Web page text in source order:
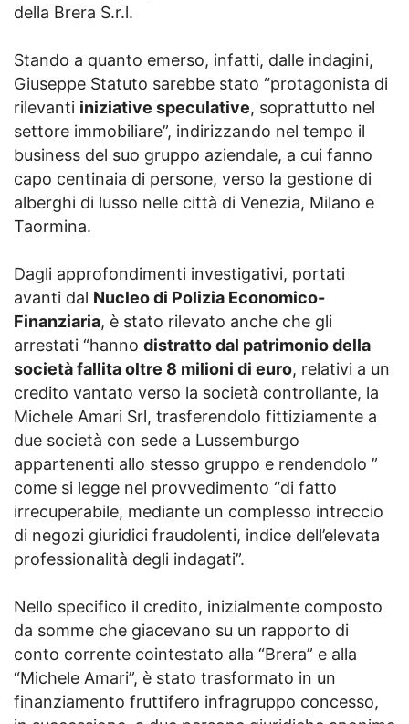
della Brera S.r.l.
Stando a quanto emerso, infatti, dalle indagini,
Giuseppe Statuto sarebbe stato “protagonista di
rilevanti iniziative speculative, soprattutto nel
settore immobiliare”, indirizzando nel tempo il
business del suo gruppo aziendale, a cui fanno
capo centinaia di persone, verso la gestione di
alberghi di lusso nelle città di Venezia, Milano e
Taormina.
Dagli approfondimenti investigativi, portati
avanti dal Nucleo di Polizia Economico-
Finanziaria, è stato rilevato anche che gli
arrestati “hanno distratto dal patrimonio della
società fallita oltre 8 milioni di euro, relativi a un
credito vantato verso la società controllante, la
Michele Amari Srl, trasferendolo fittiziamente a
due società con sede a Lussemburgo
appartenenti allo stesso gruppo e rendendolo ”
come si legge nel provvedimento “di fatto
irrecuperabile, mediante un complesso intreccio
di negozi giuridici fraudolenti, indice dell’elevata
professionalità degli indagati”.
Nello specifico il credito, inizialmente composto
da somme che giacevano su un rapporto di
conto corrente cointestato alla “Brera” e alla
“Michele Amari”, è stato trasformato in un
finanziamento fruttifero infragruppo concesso,